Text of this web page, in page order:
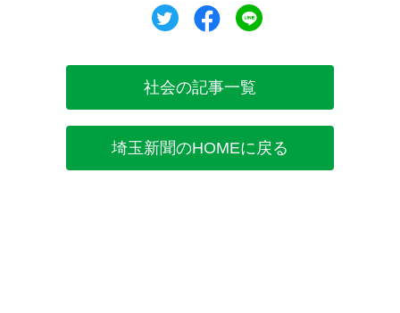
ツイートシェア
社会の記事一覧
埼玉新聞のHOMEに戻る